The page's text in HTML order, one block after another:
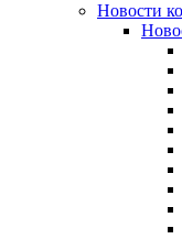
Новости